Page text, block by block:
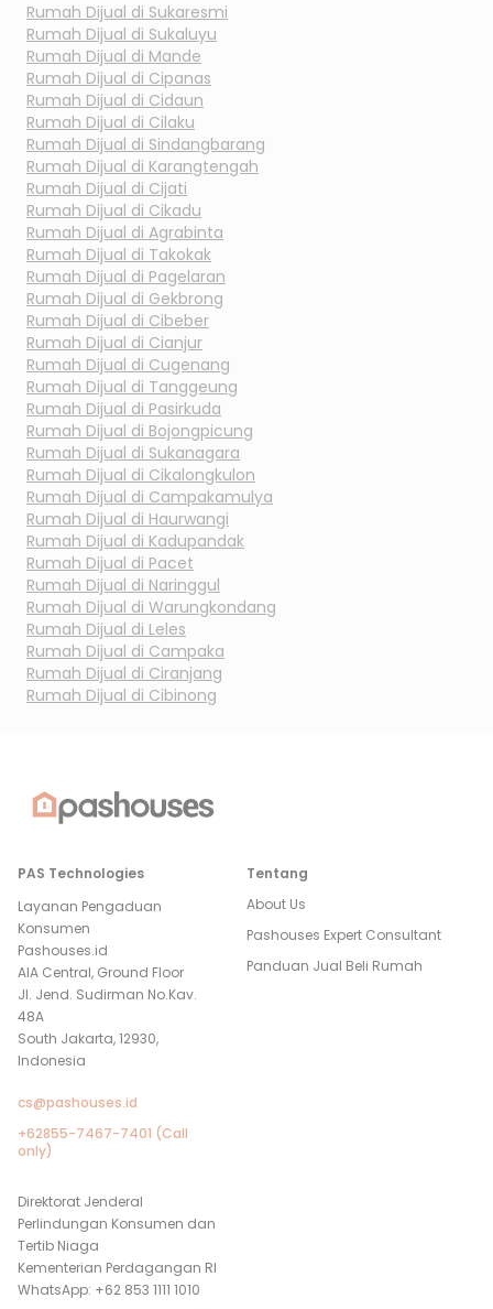
Rumah Dijual di Sukaresmi
Rumah Dijual di Sukaluyu
Rumah Dijual di Mande
Rumah Dijual di Cipanas
Rumah Dijual di Cidaun
Rumah Dijual di Cilaku
Rumah Dijual di Sindangbarang
Rumah Dijual di Karangtengah
Rumah Dijual di Cijati
Rumah Dijual di Cikadu
Rumah Dijual di Agrabinta
Rumah Dijual di Takokak
Rumah Dijual di Pagelaran
Rumah Dijual di Gekbrong
Rumah Dijual di Cibeber
Rumah Dijual di Cianjur
Rumah Dijual di Cugenang
Rumah Dijual di Tanggeung
Rumah Dijual di Pasirkuda
Rumah Dijual di Bojongpicung
Rumah Dijual di Sukanagara
Rumah Dijual di Cikalongkulon
Rumah Dijual di Campakamulya
Rumah Dijual di Haurwangi
Rumah Dijual di Kadupandak
Rumah Dijual di Pacet
Rumah Dijual di Naringgul
Rumah Dijual di Warungkondang
Rumah Dijual di Leles
Rumah Dijual di Campaka
Rumah Dijual di Ciranjang
Rumah Dijual di Cibinong
PAS Technologies
Layanan Pengaduan
Konsumen
Pashouses.id
AIA Central, Ground Floor
Jl. Jend. Sudirman No.Kav.
48A
South Jakarta, 12930,
Indonesia
cs@pashouses.id
+62855-7467-7401 (Call
only)
Direktorat Jenderal
Perlindungan Konsumen dan
Tertib Niaga
Kementerian Perdagangan RI
WhatsApp: +62 853 1111 1010
Tentang
About Us
Pashouses Expert Consultant
Panduan Jual Beli Rumah